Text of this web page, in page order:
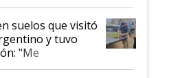
suelos que visitó
y tuvo
"Me